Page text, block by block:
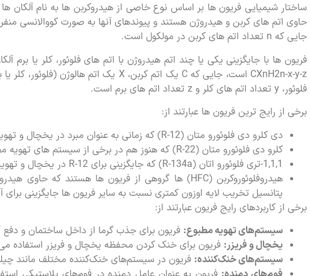
ساختار شیمیایی فریون ها بر اساس نوع خاصی از هیدروکربن ها به نام
جایی که n تعداد اتم های کربن در مولکول است.
فریون ها با جایگزینی یکی یا چند اتم هیدروژن با اتم های فلوئور، کلر یا
فلوئور، y تعداد اتم های کلر و z تعداد اتم های برم است.
برخی از رایج ترین فریون ها عبارتند از:
دی کلرو دی فلوئورو متان (R-12) که زمانی به عنوان مبرد در یخچال و تهویه مطبوع استفاده می شد.
کلرو دی فلوئورو متان (R-22) که هنوز هم در برخی از سیستم های تهویه مطبوع استفاده می شود.
1,1,1-تری فلوئورو اتان (R-134a) که جایگزینی برای R-12 در یخچال و تهویه مطبوع است.
پتانسیل تخریب لایه اوزون کمتری نسبت به سایر فریون ها جایگزینی برای
برخی از کاربردهای رایج فریون عبارتند از:
سیستم‌های تهویه مطبوع: فریون برای جذب گرما از داخل ساختمان و
یخچال و فریزر: فریون برای خنک کردن محفظه یخچال و فریزر استفاده
سیستم‌های خنک‌کننده: فریون در سیستم‌های خنک‌کننده مختلف مانند